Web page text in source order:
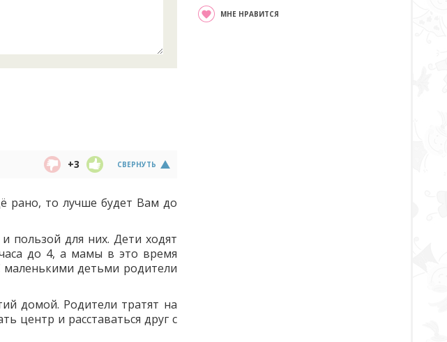
СВЕРНУТЬ
+3
рано, то лучше будет Вам до
пользой для них. Дети ходят
до 4, а мамы в это время
маленькими детьми родители
домой. Родители тратят на
центр и расставаться друг с
МНЕ НРАВИТСЯ